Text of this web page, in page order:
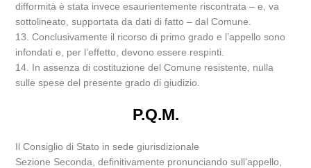
difformità è stata invece esaurientemente riscontrata – e, va
sottolineato, supportata da dati di fatto – dal Comune.
13. Conclusivamente il ricorso di primo grado e l’appello sono
infondati e, per l’effetto, devono essere respinti.
14. In assenza di costituzione del Comune resistente, nulla
sulle spese del presente grado di giudizio.
P.Q.M.
Il Consiglio di Stato in sede giurisdizionale
Sezione Seconda, definitivamente pronunciando sull’appello,